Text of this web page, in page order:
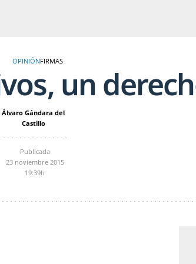
OPINIÓNFIRMAS
un
Álvaro Gándara del
Castillo
Publicada
23 noviembre 2015
19:39h